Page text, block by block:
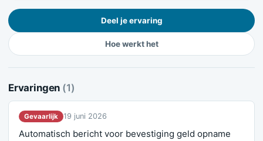
Deel je ervaring
Hoe werkt het
Ervaringen (1)
Gevaarlijk 19 juni 2026
Automatisch bericht voor bevestiging geld opname